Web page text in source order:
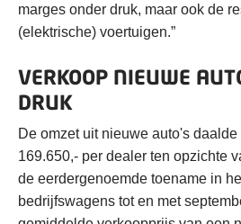
marges onder druk, maar ook de
(elektrische) voertuigen.”
VERKOOP NIEUWE
DRUK
De omzet uit nieuwe auto's
169.650,- per dealer ten opzichte
de eerdergenoemde toename in
bedrijfswagens tot en met